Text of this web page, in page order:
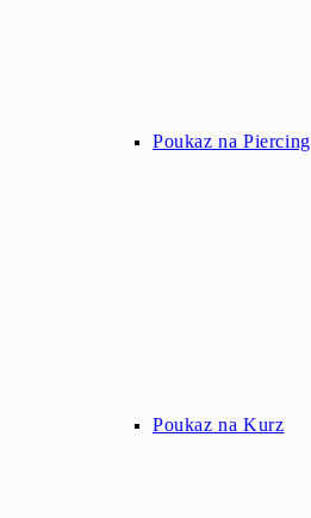
Poukaz na Piercing
Poukaz na Kurz